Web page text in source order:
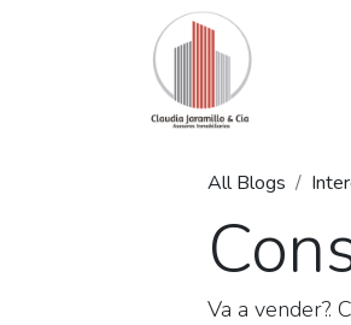
All Blogs
Va a vender?.